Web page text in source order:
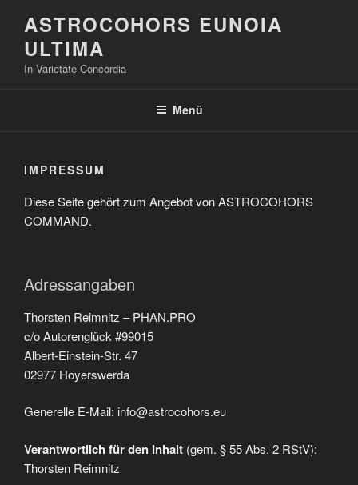
Inhalt
springen
ASTROCOHORS EUNOIA
ULTIMA
In Varietate Concordia
Menü
IMPRESSUM
Diese Seite gehört zum Angebot von ASTROCOHORS
COMMAND.
Adressangaben
Thorsten Reimnitz – PHAN.PRO
c/o Autorenglück #99015
Albert-Einstein-Str. 47
02977 Hoyerswerda
Generelle E-Mail: info@astrocohors.eu
Verantwortlich für den Inhalt (gem. § 55 Abs. 2 RStV):
Thorsten Reimnitz